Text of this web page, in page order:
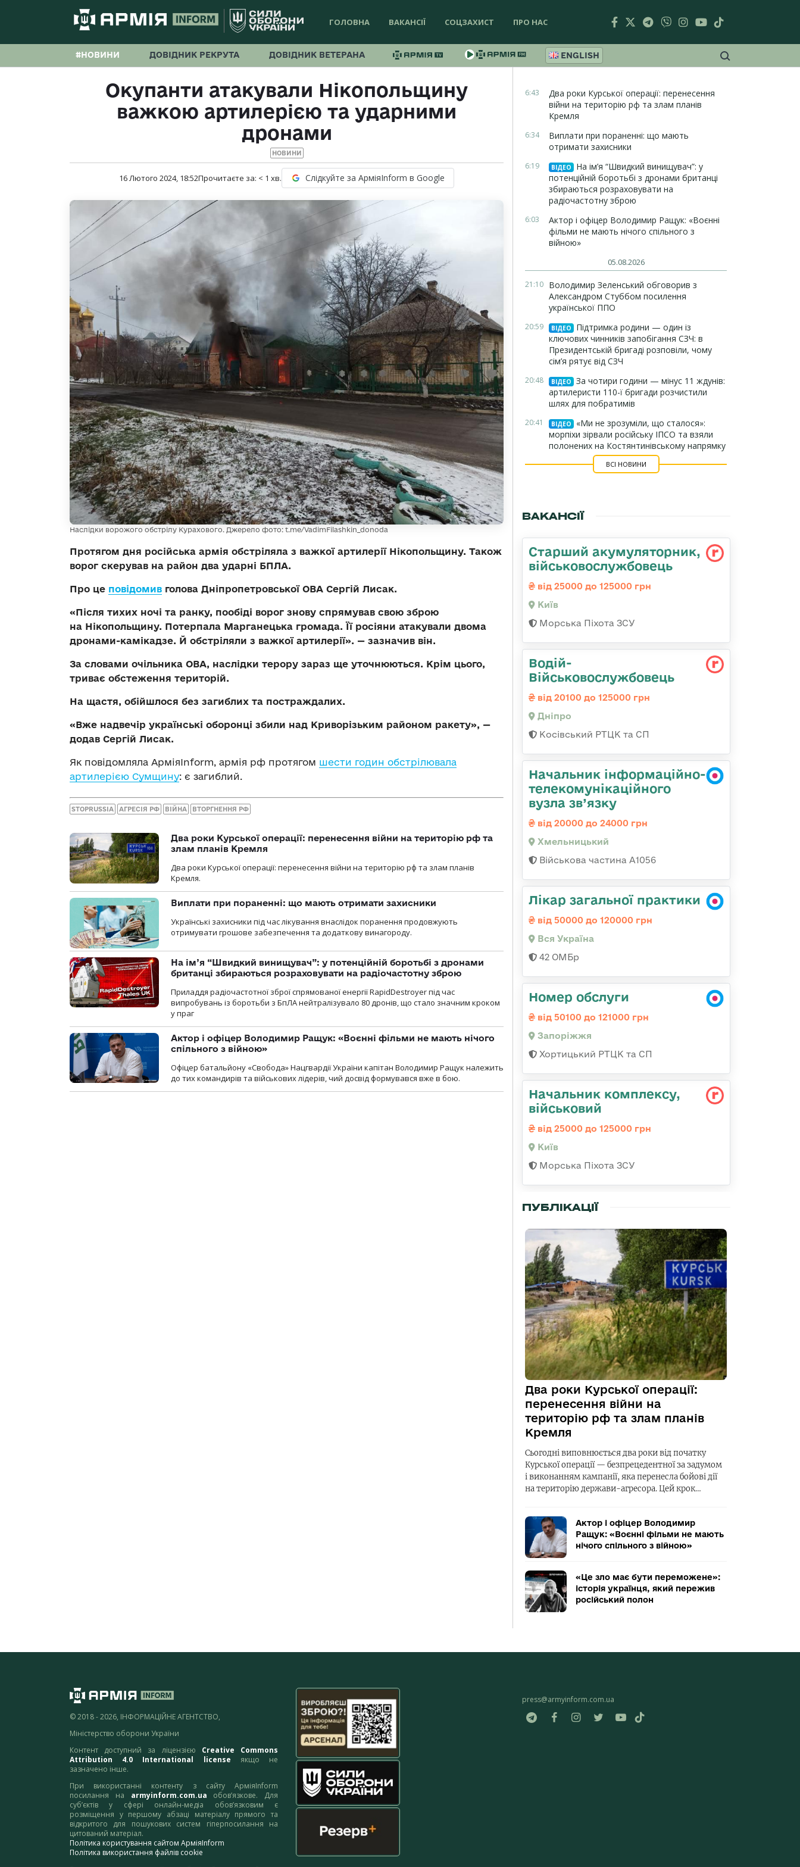
ГОЛОВНА ВАКАНСІЇ СОЦЗАХИСТ ПРО НАС
#НОВИНИ ДОВІДНИК РЕКРУТА ДОВІДНИК ВЕТЕРАНА ENGLISH
Окупанти атакували Нікопольщину
важкою артилерією та ударними
дронами
НОВИНИ
16 Лютого 2024, 18:52Прочитаєте за: < 1 хв. Слідкуйте за АрміяInform в Google
Наслідки ворожого обстрілу Курахового. Джерело фото: t.me/VadimFilashkin_donoda
Протягом дня російська армія обстріляла з важкої артилерії Нікопольщину. Також
ворог скерував на район два ударні БПЛА.
Про це повідомив голова Дніпропетровської ОВА Сергій Лисак.
«Після тихих ночі та ранку, пообіді ворог знову спрямував свою зброю
на Нікопольщину. Потерпала Марганецька громада. Її росіяни атакували двома
дронами-камікадзе. Й обстріляли з важкої артилерії». — зазначив він.
За словами очільника ОВА, наслідки терору зараз ще уточнюються. Крім цього,
триває обстеження територій.
На щастя, обійшлося без загиблих та постраждалих.
«Вже надвечір українські оборонці збили над Криворізьким районом ракету», —
додав Сергій Лисак.
Як повідомляла АрміяInform, армія рф протягом шести годин обстрілювала
артилерією Сумщину: є загиблий.
STOPRUSSIA АГРЕСІЯ РФ ВІЙНА ВТОРГНЕННЯ РФ
Два роки Курської операції: перенесення війни на територію рф та
злам планів Кремля
Два роки Курської операції: перенесення війни на територію рф та злам планів
Кремля.
Виплати при пораненні: що мають отримати захисники
Українські захисники під час лікування внаслідок поранення продовжують
отримувати грошове забезпечення та додаткову винагороду.
На ім’я “Швидкий винищувач”: у потенційній боротьбі з дронами
британці збираються розраховувати на радіочастотну зброю
Приладдя радіочастотної зброї спрямованої енергії RapidDestroyer під час
випробувань із боротьби з БпЛА нейтралізувало 80 дронів, що стало значним кроком
у праг
Актор і офіцер Володимир Ращук: «Воєнні фільми не мають нічого
спільного з війною»
Офіцер батальйону «Свобода» Нацгвардії України капітан Володимир Ращук належить
до тих командирів та військових лідерів, чий досвід формувався вже в бою.
6:43
Два роки Курської операції: перенесення
війни на територію рф та злам планів
Кремля
6:34
Виплати при пораненні: що мають
отримати захисники
6:19 ВІДЕО
На ім’я “Швидкий винищувач”: у
потенційній боротьбі з дронами британці
збираються розраховувати на
радіочастотну зброю
6:03
Актор і офіцер Володимир Ращук: «Воєнні
фільми не мають нічого спільного з
війною»
05.08.2026
21:10 Володимир Зеленський обговорив з
Александром Стуббом посилення
української ППО
20:59 ВІДЕО
Підтримка родини — один із
ключових чинників запобігання СЗЧ: в
Президентській бригаді розповіли, чому
сім’я рятує від СЗЧ
20:48 ВІДЕО
За чотири години — мінус 11 ждунів:
артилеристи 110-ї бригади розчистили
шлях для побратимів
20:41 ВІДЕО
«Ми не зрозуміли, що сталося»:
морпіхи зірвали російську ІПСО та взяли
полонених на Костянтинівському напрямку
ВСІ НОВИНИ
ВАКАНСІЇ
Старший акумуляторник,
військовослужбовець
від 25000 до 125000 грн
Київ
Морська Піхота ЗСУ
Водій-
Військовослужбовець
від 20100 до 125000 грн
Дніпро
Косівський РТЦК та СП
Начальник інформаційно-
телекомунікаційного
вузла зв’язку
від 20000 до 24000 грн
Хмельницький
Військова частина А1056
Лікар загальної практики
від 50000 до 120000 грн
Вся Україна
42 ОМБр
Номер обслуги
від 50100 до 121000 грн
Запоріжжя
Хортицький РТЦК та СП
Начальник комплексу,
військовий
від 25000 до 125000 грн
Київ
Морська Піхота ЗСУ
ПУБЛІКАЦІЇ
Два роки Курської операції:
перенесення війни на
територію рф та злам планів
Кремля
Сьогодні виповнюється два роки від початку
Курської операції — безпрецедентної за задумом
і виконанням кампанії, яка перенесла бойові дії
на територію держави-агресора. Цей крок…
Актор і офіцер Володимир
Ращук: «Воєнні фільми не мають
нічого спільного з війною»
«Це зло має бути переможене»:
історія українця, який пережив
російський полон
© 2018 - 2026, ІНФОРМАЦІЙНЕ АГЕНТСТВО,
Міністерство оборони України
Контент доступний за ліцензією Creative Commons
Attribution 4.0 International license якщо не
зазначено інше.
При використанні контенту з сайту АрміяInform
посилання на armyinform.com.ua обов’язкове. Для
суб’єктів у сфері онлайн-медіа обов’язковим є
розміщення у першому абзаці матеріалу прямого та
відкритого для пошукових систем гіперпосилання на
цитований матеріал.
Політика користування сайтом АрміяInform
Політика використання файлів cookie
press@armyinform.com.ua